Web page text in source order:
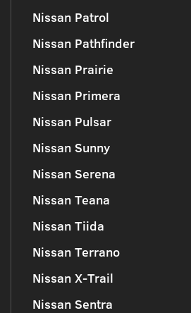
Nissan Patrol
Nissan Pathfinder
Nissan Prairie
Nissan Primera
Nissan Pulsar
Nissan Sunny
Nissan Serena
Nissan Teana
Nissan Tiida
Nissan Terrano
Nissan X-Trail
Nissan Sentra